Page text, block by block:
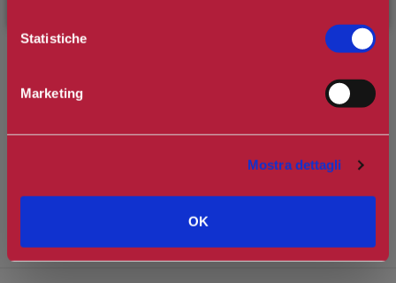
Statistiche
Marketing
Mostra dettagli
OK
Absolue Oléo Sérum: l'eccezionalmente siero rivitalizzangte della
linea Absolue di Lancome lascia la pelle morbida, rimpolpata e più
risplenderà di una rinnovata luminosità. Adatto anche alle pelli
AVVERTENZE: In caso di contatto con gli occhi, sciacquarli